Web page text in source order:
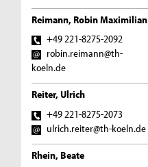
Reimann, Robin Maximilian
+49 221-8275-2092
robin.reimann@th-
koeln.de
Reiter, Ulrich
+49 221-8275-2073
ulrich.reiter@th-koeln.de
Rhein, Beate